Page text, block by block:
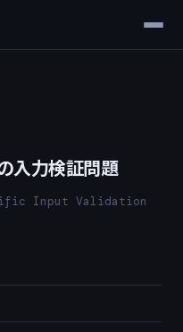
入力検証問題
Input Validation